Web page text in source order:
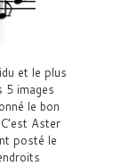
et le plus
5 images
le bon
Aster
posté le